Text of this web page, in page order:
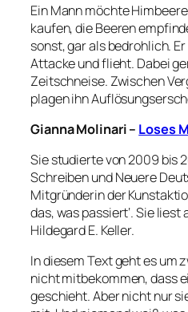
Ein Mann möchte
kaufen, die Beeren
sonst, gar als bedrohlich.
Attacke und flieht. Dabei
Zeitschneise. Zwischen
plagen ihn
Gianna Molinari – Loses
Sie studierte von 2009 bis
Schreiben und Neuere
Mitgründerin der
das, was passiert‘. Sie liest
Hildegard E. Keller.
In diesem Text geht es um
nicht mitbekommen, dass
geschieht. Aber nicht nur